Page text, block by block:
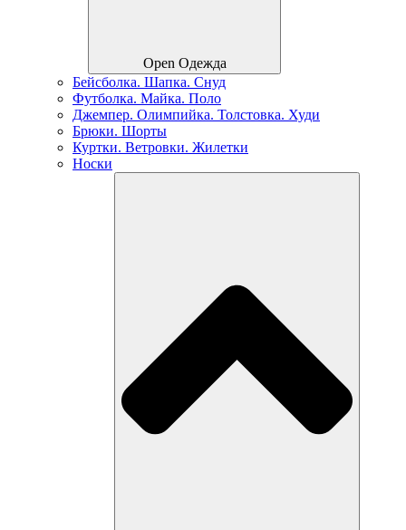
Open Одежда
Бейсболка. Шапка. Снуд
Футболка. Майка. Поло
Джемпер. Олимпийка. Толстовка. Худи
Брюки. Шорты
Куртки. Ветровки. Жилетки
Носки